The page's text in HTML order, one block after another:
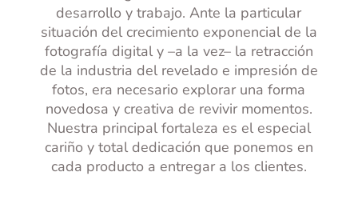
desarrollo y trabajo. Ante la particular
situación del crecimiento exponencial de la
fotografía digital y –a la vez– la retracción
de la industria del revelado e impresión de
fotos, era necesario explorar una forma
novedosa y creativa de revivir momentos.
Nuestra principal fortaleza es el especial
cariño y total dedicación que ponemos en
cada producto a entregar a los clientes.